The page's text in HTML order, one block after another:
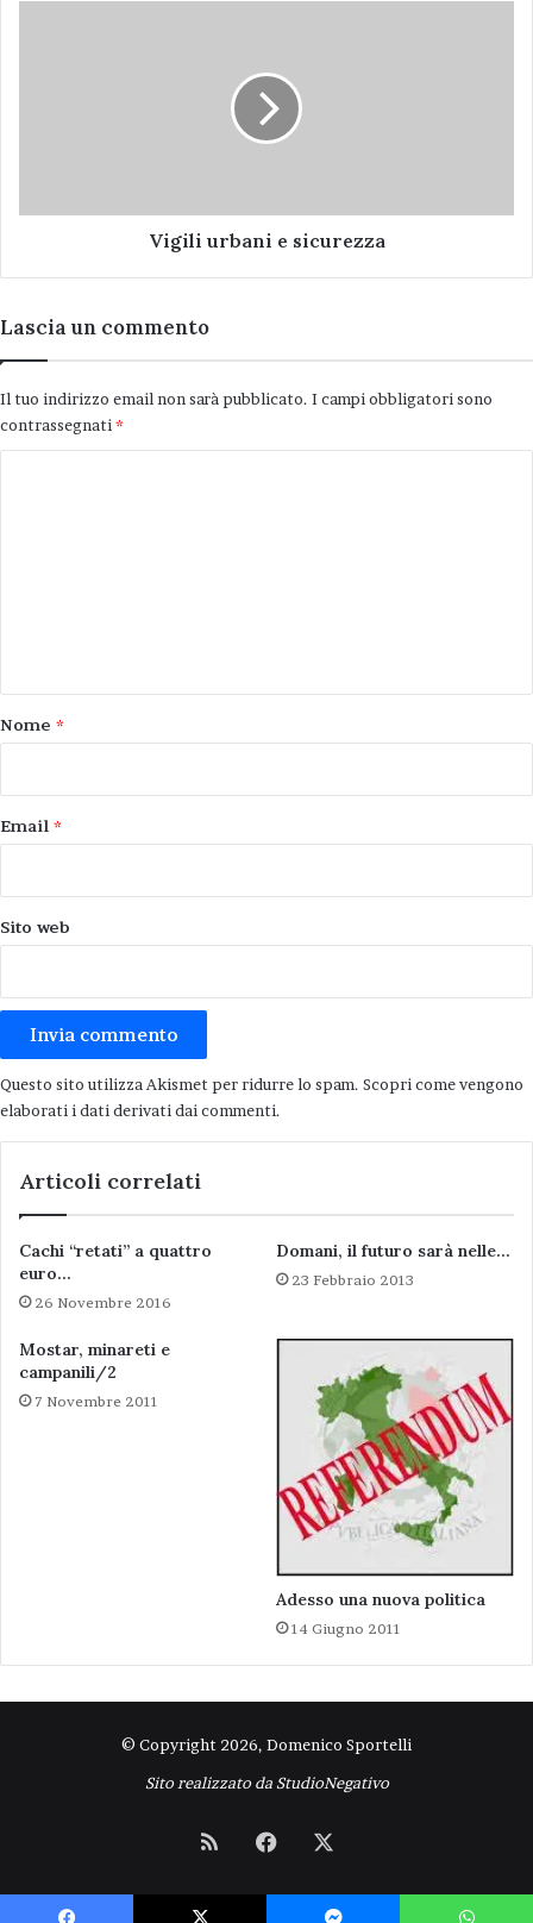
Vigili urbani e sicurezza
Lascia un commento
Il tuo indirizzo email non sarà pubblicato. I campi obbligatori sono
contrassegnati *
o
Nome *
Email *
Sito web
Questo sito utilizza Akismet per ridurre lo spam. Scopri come vengono
elaborati i dati derivati dai commenti.
Articoli correlati
Cachi “retati” a quattro
euro…
26 Novembre 2016
Domani, il futuro sarà nelle…
23 Febbraio 2013
Mostar, minareti e
campanili/2
7 Novembre 2011
Adesso una nuova politica
14 Giugno 2011
© Copyright 2026, Domenico Sportelli
Sito realizzato da StudioNegativo
RSS Facebook